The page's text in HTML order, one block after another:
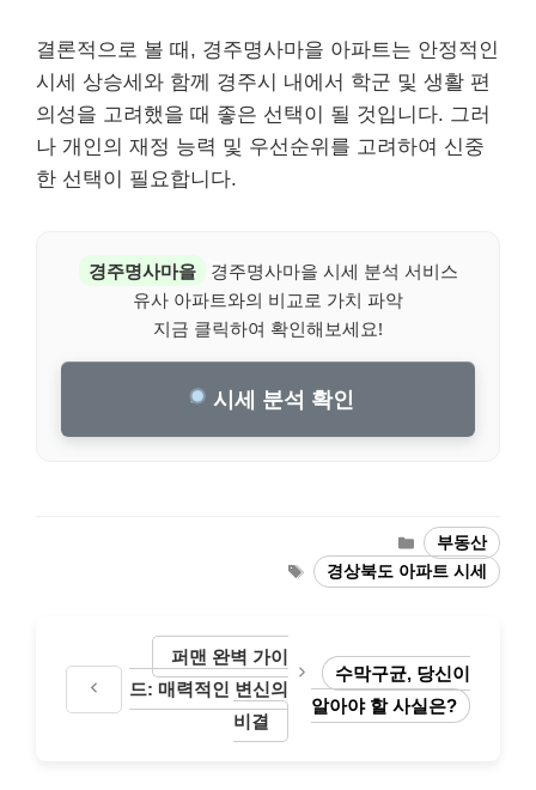
결론적으로 볼 때, 경주명사마을 아파트는 안정적인
시세 상승세와 함께 경주시 내에서 학군 및 생활 편
의성을 고려했을 때 좋은 선택이 될 것입니다. 그러
나 개인의 재정 능력 및 우선순위를 고려하여 신중
한 선택이 필요합니다.
경주명사마을
경주명사마을 시세 분석 서비스
유사 아파트와의 비교로 가치 파악
지금 클릭하여 확인해보세요!
시세 분석 확인
Categories
부동산
Tags경상북도 아파트 시세
퍼맨 완벽 가이
드: 매력적인 변신의
비결
수막구균, 당신이
알아야 할 사실은?